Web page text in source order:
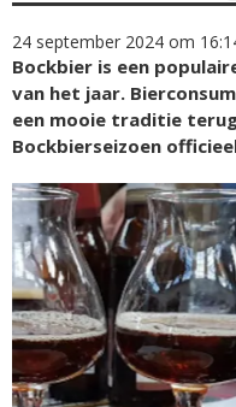
24 september 2024 om
Bockbier is een
van het jaar.
een mooie traditie
Bockbierseizoen